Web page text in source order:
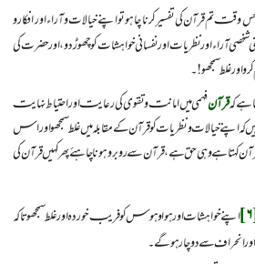
وقت تم قرآن کی تفسیر کرنا چاہو تو اپنے خیالات و آراء اور افکار و
آراء اور نظریات اور نفسانی خواہشات کو چھوڑ دو، اور حضرت کی
اور غلط سمجھو!۔
ہے کہقرآنفہمی میں امانت و تقوی کی رعایت اور احتیاط نہایت
خیالات و نظریات کو قرآن کے مقابلہ میں غلط سمجھو اور اس
قرآن کہتا ہے وہی حق ہے، قرآن سے روبرو ہونا چاہئے پھر کہیں قرآن کی
اپنے خواہشات اور ہوا و ہوس کو فریب خوردہ اور غلط سمجھو تاکہ
اور انحراف سے دوچار ہوگے۔